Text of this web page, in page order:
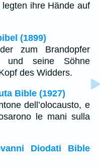
ihre Hände auf
(1899)
zum Brandopfer
und seine Söhne
des Widders.
Bible (1927)
dell’olocausto, e
le mani sulla
Diodati Bible